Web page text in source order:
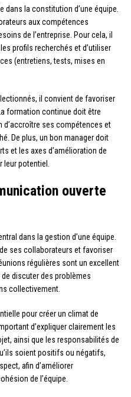
dans la constitution d’une équipe.
aux compétences
de l’entreprise. Pour cela, il
profils recherchés et d’utiliser
(entretiens, tests, mises en
il convient de favoriser
formation continue doit être
d’accroître ses compétences et
De plus, un bon manager doit
et les axes d’amélioration de
potentiel.
ouverte
dans la gestion d’une équipe.
ses collaborateurs et favoriser
régulières sont un excellent
discuter des problèmes
collectivement.
pour créer un climat de
d’expliquer clairement les
ainsi que les responsabilités de
soient positifs ou négatifs,
afin d’améliorer
de l’équipe.